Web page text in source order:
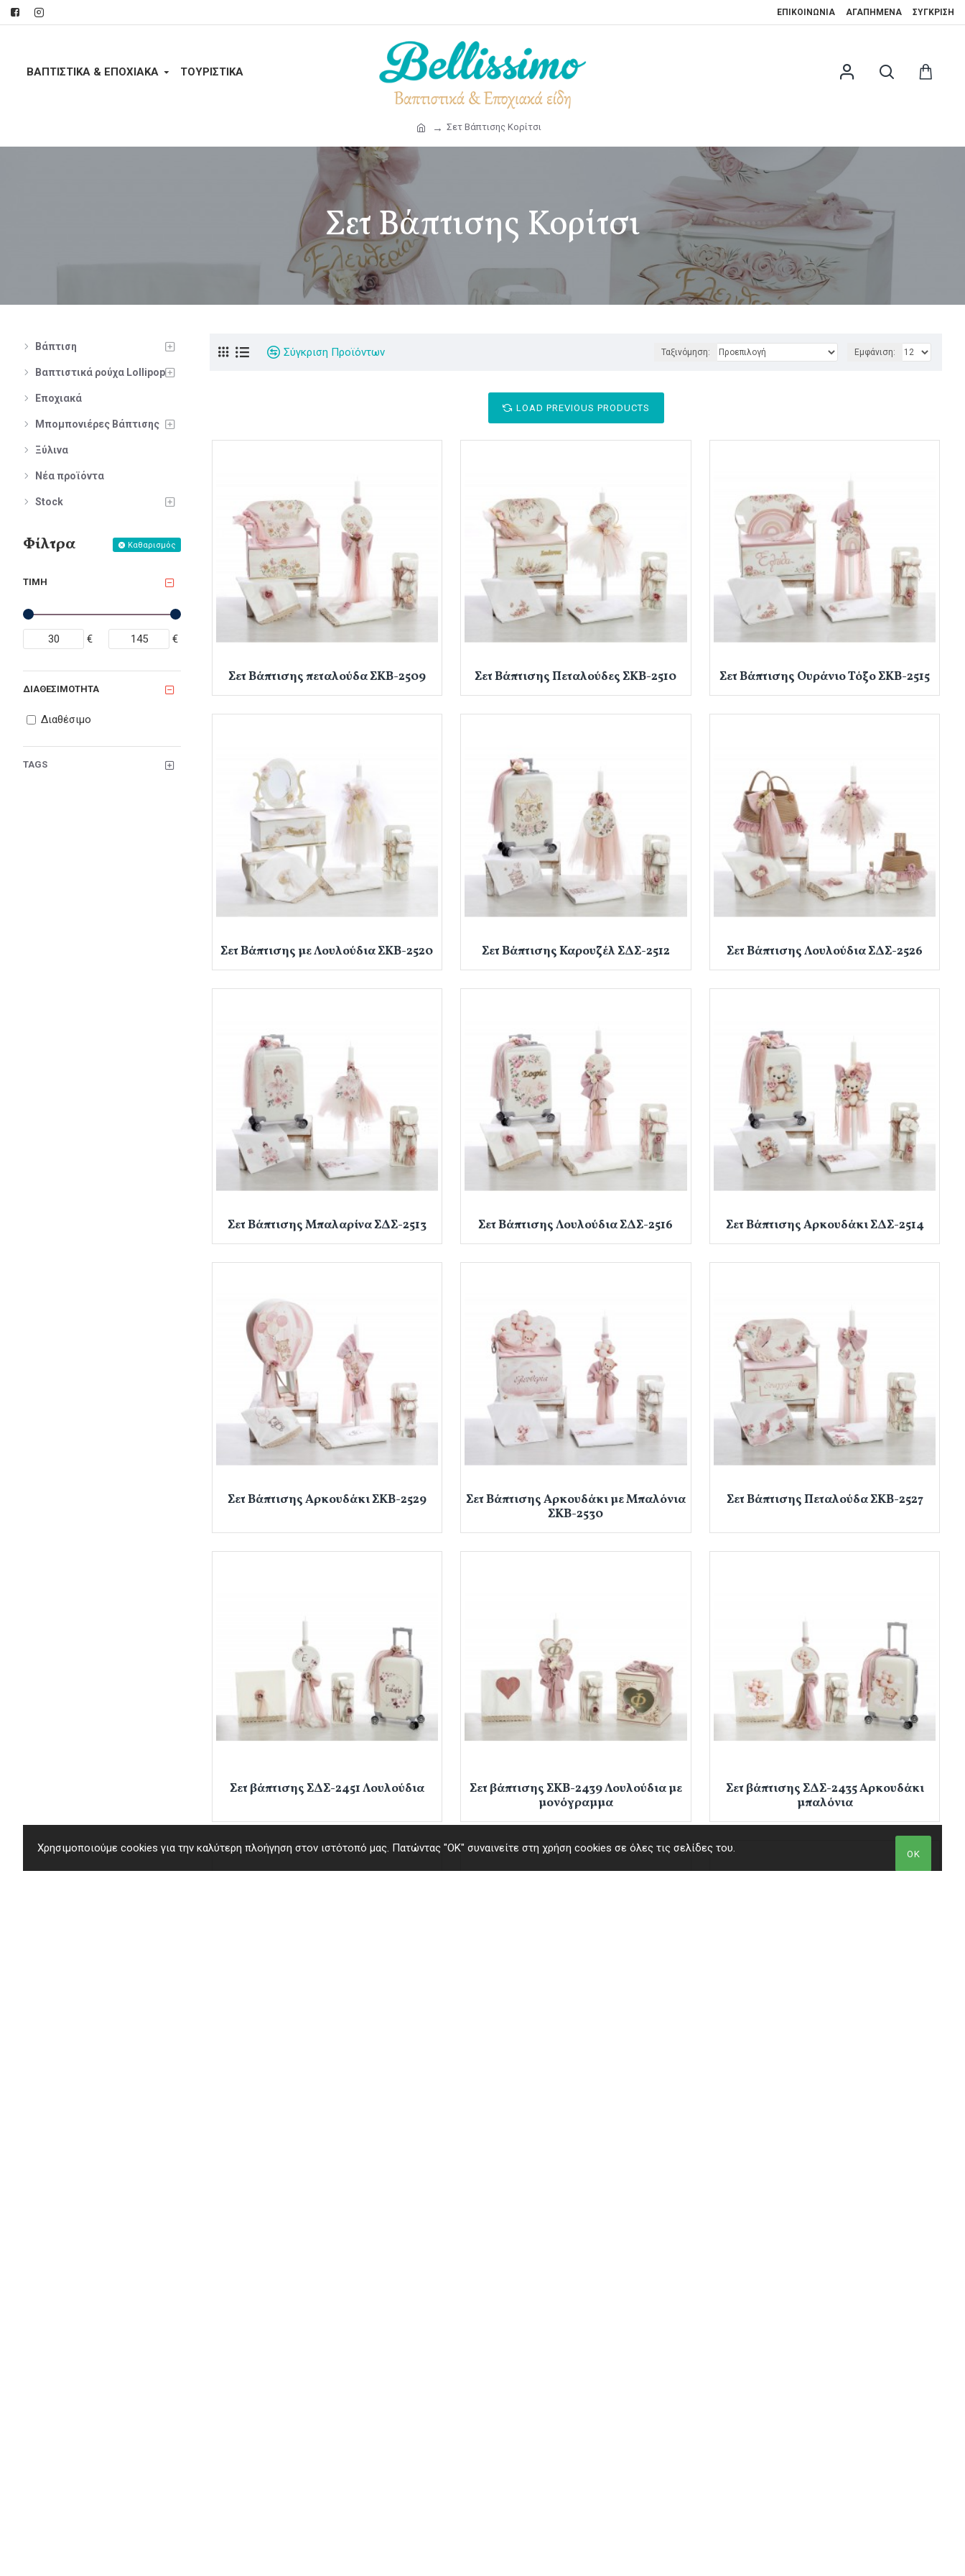
ΕΠΙΚΟΙΝΩΝΊΑ ΑΓΑΠΗΜΈΝΑ ΣΎΓΚΡΙΣΗ
ΒΑΠΤΙΣΤΙΚΑ & ΕΠΟΧΙΑΚΑ ΤΟΥΡΙΣΤΙΚΆ
Σετ Βάπτισης Κορίτσι
Σετ Βάπτισης Κορίτσι
Βάπτιση
Βαπτιστικά ρούχα Lollipop
Εποχιακά
Μπομπονιέρες Βάπτισης
Ξύλινα
Νέα προϊόντα
Stock
Φίλτρα Καθαρισμός
ΤΙΜΉ
€ €
TAGS
ΔΙΑΘΕΣΙΜΌΤΗΤΑ
Διαθέσιμο
Σύγκριση Προϊόντων Ταξινόμηση: Εμφάνιση:
LOAD PREVIOUS PRODUCTS
Σετ Βάπτισης πεταλούδα ΣΚΒ-2509 Σετ Βάπτισης Πεταλούδες ΣΚΒ-2510 Σετ Βάπτισης Ουράνιο Τόξο ΣΚΒ-2515
Σετ Βάπτισης με Λουλούδια ΣΚΒ-2520 Σετ Βάπτισης Καρουζέλ ΣΔΣ-2512 Σετ Βάπτισης Λουλούδια ΣΔΣ-2526
Σετ Βάπτισης Μπαλαρίνα ΣΔΣ-2513 Σετ Βάπτισης Λουλούδια ΣΔΣ-2516 Σετ Βάπτισης Αρκουδάκι ΣΔΣ-2514
Σετ Βάπτισης Αρκουδάκι ΣΚΒ-2529
Σετ Βάπτισης Αρκουδάκι με Μπαλόνια
ΣΚΒ-2530
Σετ Βάπτισης Πεταλούδα ΣΚΒ-2527
Σετ βάπτισης ΣΔΣ-2451 Λουλούδια
Σετ βάπτισης ΣΚΒ-2439 Λουλούδια με
μονόγραμμα
Σετ βάπτισης ΣΔΣ-2435 Αρκουδάκι
μπαλόνια
ΟΚ
Χρησιμοποιούμε cookies για την καλύτερη πλοήγηση στον ιστότοπό μας. Πατώντας "ΟΚ" συναινείτε στη χρήση cookies σε όλες τις σελίδες του.